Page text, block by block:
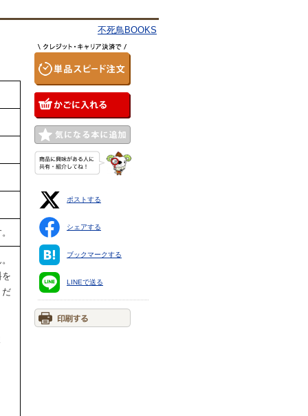
不死鳥BOOKS
だ
ポストする
シェアする
ブックマークする
LINEで送る